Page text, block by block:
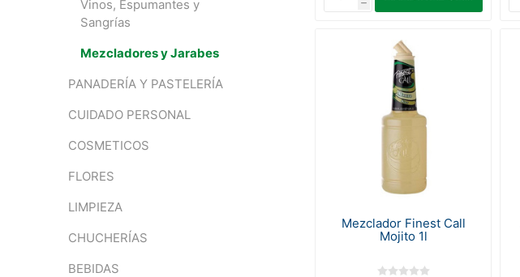
h
Mezclador Finest Call
Mojito 1l
Vinos, Espumantes y
Sangrías
Mezcladores y Jarabes
PANADERÍA Y PASTELERÍA
CUIDADO PERSONAL
COSMETICOS
FLORES
LIMPIEZA
CHUCHERÍAS
BEBIDAS